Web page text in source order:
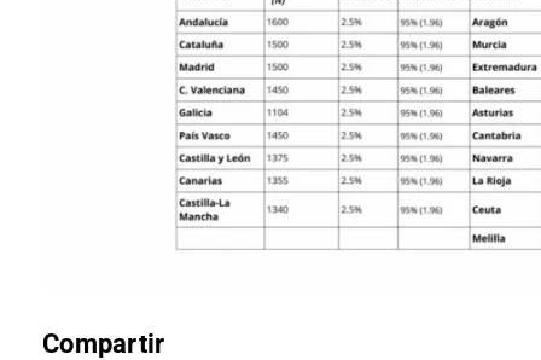
Compartir